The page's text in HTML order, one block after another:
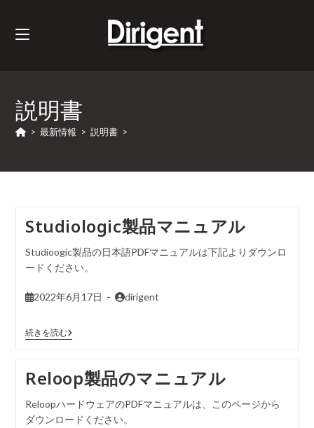
説明書
> 最新情報 > 説明書 >
Studiologic製品マニュアル
Studioogic製品の日本語PDFマニュアルは下記よりダウンロ
ードください。
2022年6月17日 dirigent
続きを読む
Reloop製品のマニュアル
ReloopハードウェアのPDFマニュアルは、このページから
ダウンロードください。